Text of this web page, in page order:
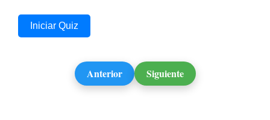
Iniciar Quiz
Anterior Siguiente